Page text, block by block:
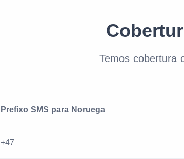
Temos cobertura
Prefixo SMS para Noruega
+47